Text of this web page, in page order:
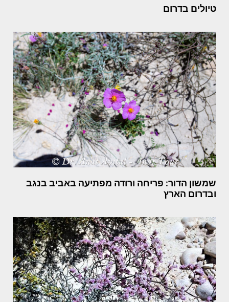
טיולים בדרום
שמשון הדור: פריחה ורודה מפתיעה באביב בנגב
ובדרום הארץ